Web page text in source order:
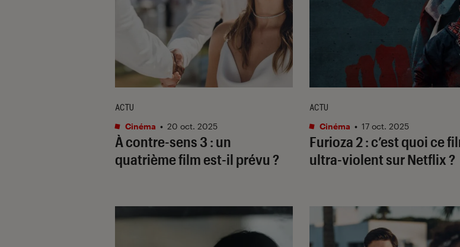
À contre-sens 3 : un
quatrième film est-il prévu ?
ACTU
Cinéma • 20 oct. 2025
Furioza 2: c’est quoi ce
ultra-violent sur Netflix ?
ACTU
Cinéma • 17 oct. 2025